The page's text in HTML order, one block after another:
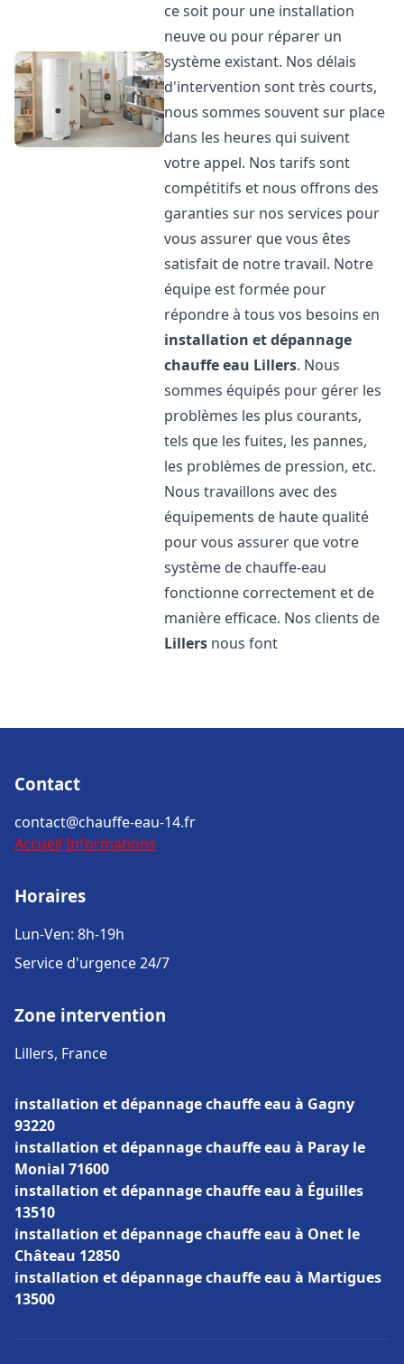
ce soit pour une installation
neuve ou pour réparer un
système existant. Nos délais
d'intervention sont très courts,
nous sommes souvent sur place
dans les heures qui suivent
votre appel. Nos tarifs sont
compétitifs et nous offrons des
garanties sur nos services pour
vous assurer que vous êtes
satisfait de notre travail. Notre
équipe est formée pour
répondre à tous vos besoins en
installation et dépannage
chauffe eau Lillers. Nous
sommes équipés pour gérer les
problèmes les plus courants,
tels que les fuites, les pannes,
les problèmes de pression, etc.
Nous travaillons avec des
équipements de haute qualité
pour vous assurer que votre
système de chauffe-eau
fonctionne correctement et de
manière efficace. Nos clients de
Lillers nous font
Contact
contact@chauffe-eau-14.fr
Accueil Informations
Horaires
Lun-Ven: 8h-19h
Service d'urgence 24/7
Zone intervention
Lillers, France
installation et dépannage chauffe eau à Gagny
93220
installation et dépannage chauffe eau à Paray le
Monial 71600
installation et dépannage chauffe eau à Éguilles
13510
installation et dépannage chauffe eau à Onet le
Château 12850
installation et dépannage chauffe eau à Martigues
13500